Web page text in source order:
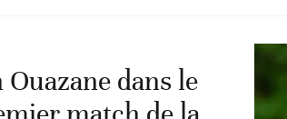
dans le